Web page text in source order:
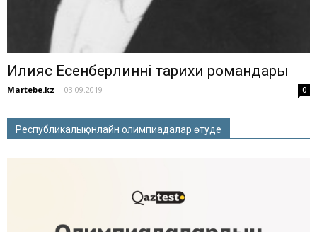
Илияс Есенберлиннің тарихи романдары
Martebe.kz - 03.09.2019 0
Республикалық онлайн олимпиадалар өтуде